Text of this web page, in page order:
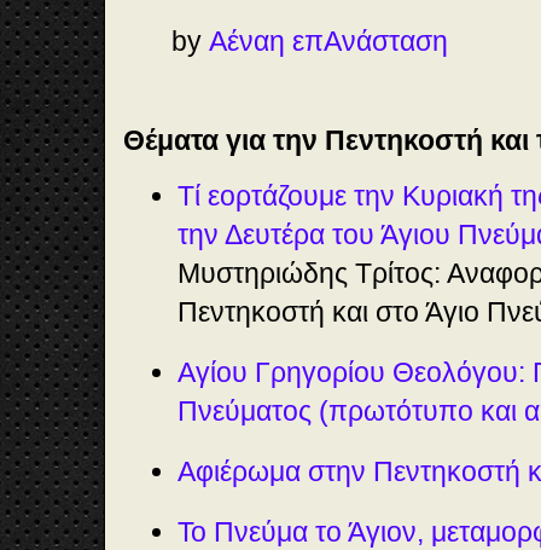
by Αέναη επΑνάσταση
Θέματα για την Πεντηκοστή
Τί εορτάζουμε την Κυριακή
την Δευτέρα του Άγιου
Μυστηριώδης Τρίτος:
Πεντηκοστή και στο Άγιο
Αγίου Γρηγορίου Θεολόγου:
Πνεύματος (πρωτότυπο και
Αφιέρωμα στην Πεντηκοστή
Το Πνεύμα το Άγιον,